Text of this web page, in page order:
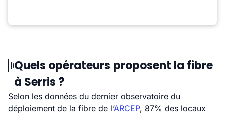
Quels opérateurs proposent la fibre
à Serris ?
Selon les données du dernier observatoire du
déploiement de la fibre de l’ARCEP, 87% des locaux